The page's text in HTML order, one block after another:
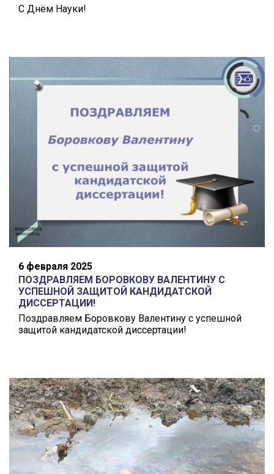
С Днём Науки!
6 февраля 2025
ПОЗДРАВЛЯЕМ БОРОВКОВУ ВАЛЕНТИНУ С
УСПЕШНОЙ ЗАЩИТОЙ КАНДИДАТСКОЙ
ДИССЕРТАЦИИ!
Поздравляем Боровкову Валентину с успешной
защитой кандидатской диссертации!